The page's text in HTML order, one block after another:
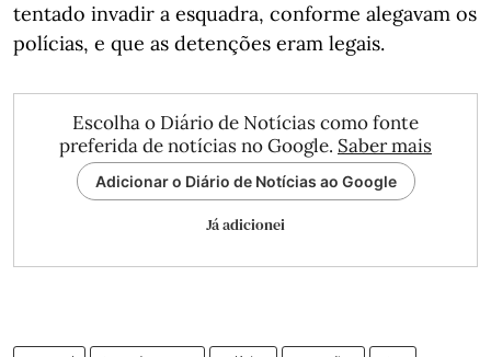
tentado invadir a esquadra, conforme alegavam os
polícias, e que as detenções eram legais.
Escolha o Diário de Notícias como fonte
preferida de notícias no Google. Saber mais
Adicionar o Diário de Notícias ao Google
Já adicionei